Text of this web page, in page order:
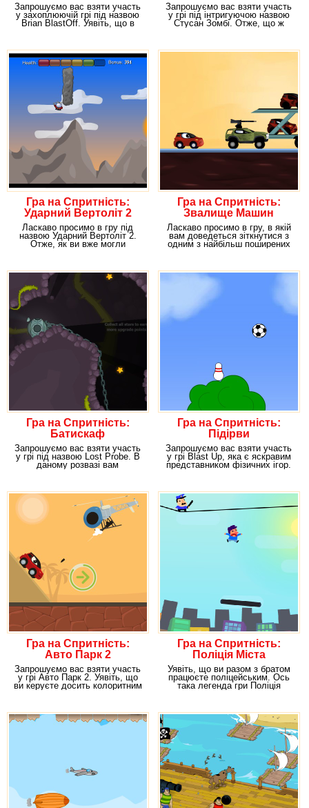
Запрошуємо вас взяти участь
у захоплюючій грі під назвою
Brian BlastOff. Уявіть, що в
Запрошуємо вас взяти участь
у грі під інтригуючою назвою
Стусан Зомбі. Отже, що ж
Гра на Спритність:
Ударний Вертоліт 2
Ласкаво просимо в гру під
назвою Ударний Вертоліт 2.
Отже, як ви вже могли
Гра на Спритність:
Звалище Машин
Ласкаво просимо в гру, в якій
вам доведеться зіткнутися з
одним з найбільш поширених
Гра на Спритність:
Батискаф
Запрошуємо вас взяти участь
у грі під назвою Lost Probe. В
даному розвазі вам
Гра на Спритність:
Підірви
Запрошуємо вас взяти участь
у грі Blast Up, яка є яскравим
представником фізичних ігор.
Гра на Спритність:
Авто Парк 2
Запрошуємо вас взяти участь
у грі Авто Парк 2. Уявіть, що
ви керуєте досить колоритним
Гра на Спритність:
Поліція Міста
Уявіть, що ви разом з братом
працюєте поліцейським. Ось
така легенда гри Поліція